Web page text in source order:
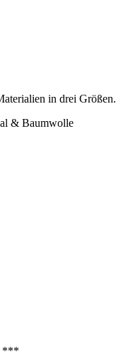
in drei Größen.
& Baumwolle
***